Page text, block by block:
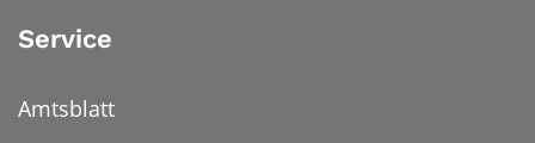
Service
Amtsblatt